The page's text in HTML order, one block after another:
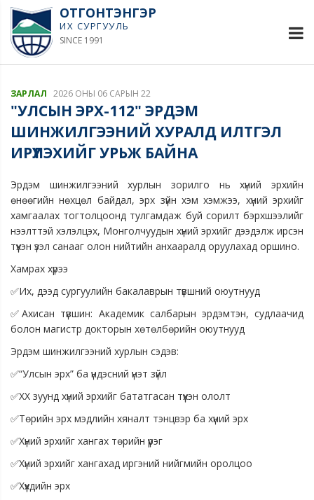
ОТГОНТЭНГЭР
ИХ СУРГУУЛЬ
SINCE 1991
ЗАРЛАЛ 2026 ОНЫ 06 САРЫН 22
"УЛСЫН ЭРХ-112" ЭРДЭМ
ШИНЖИЛГЭЭНИЙ ХУРАЛД ИЛТГЭЛ
ИРҮҮЛЭХИЙГ УРЬЖ БАЙНА
Эрдэм шинжилгээний хурлын зорилго нь хүний эрхийн
өнөөгийн нөхцөл байдал, эрх зүйн хэм хэмжээ, хүний эрхийг
хамгаалах тогтолцоонд тулгамдаж буй сорилт бэрхшээлийг
нээлттэй хэлэлцэх, Монголчуудын хүний эрхийг дээдэлж ирсэн
түүхэн үзэл санааг олон нийтийн анхааралд оруулахад оршино.
Хамрах хүрээ
✅Их, дээд сургуулийн бакалаврын түвшний оюутнууд
✅Ахисан түвшин: Академик салбарын эрдэмтэн, судлаачид
болон магистр докторын хөтөлбөрийн оюутнууд
Эрдэм шинжилгээний хурлын сэдэв:
✅“Улсын эрх” ба үндэсний үнэт зүйл
✅ХХ зуунд хүний эрхийг бататгасан түүхэн ололт
✅Төрийн эрх мэдлийн хяналт тэнцвэр ба хүний эрх
✅Хүний эрхийг хангах төрийн үүрэг
✅Хүний эрхийг хангахад иргэний нийгмийн оролцоо
✅Хүүхдийн эрх